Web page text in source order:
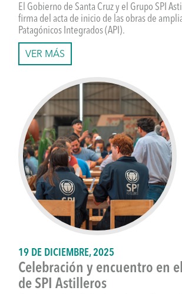
El Gobierno de Santa Cruz y el Grupo SPI
firma del acta de inicio de las obras de
Patagónicos Integrados (API).
VER MÁS
19 DE DICIEMBRE, 2025
Celebración y encuentro en
de SPI Astilleros